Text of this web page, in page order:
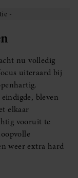
nu volledig
uiteraard bij
bleven
elkaar
vooruit te
weer extra hard